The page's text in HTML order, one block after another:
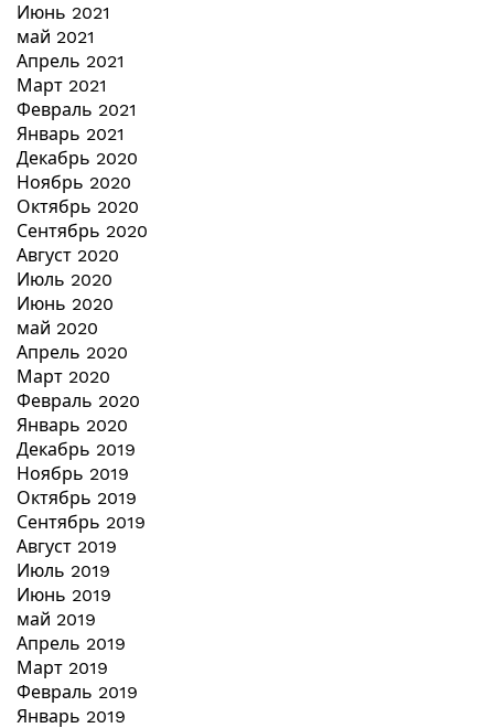
Июнь 2021
май 2021
Апрель 2021
Март 2021
Февраль 2021
Январь 2021
Декабрь 2020
Ноябрь 2020
Октябрь 2020
Сентябрь 2020
Август 2020
Июль 2020
Июнь 2020
май 2020
Апрель 2020
Март 2020
Февраль 2020
Январь 2020
Декабрь 2019
Ноябрь 2019
Октябрь 2019
Сентябрь 2019
Август 2019
Июль 2019
Июнь 2019
май 2019
Апрель 2019
Март 2019
Февраль 2019
Январь 2019